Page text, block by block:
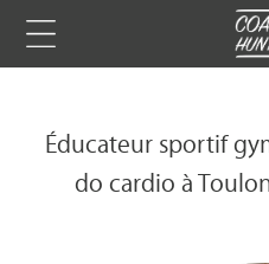
Éducateur sportif
do cardio à